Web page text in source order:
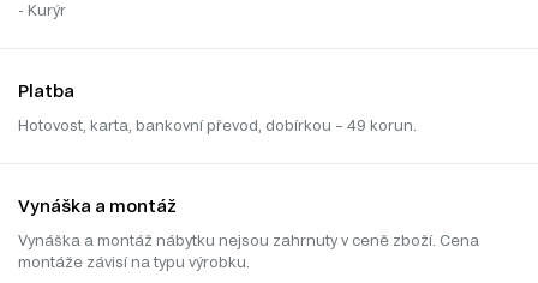
- Kurýr
Platba
Hotovost, karta, bankovní převod, dobírkou – 49 korun.
Vynáška a montáž
Vynáška a montáž nábytku nejsou zahrnuty v ceně zboží. Cena
montáže závisí na typu výrobku.